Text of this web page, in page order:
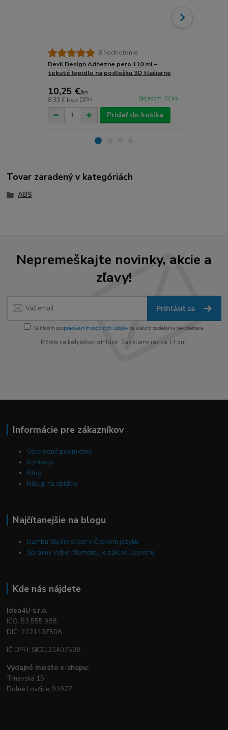
6 hodnotenie
Devil Design Adhézne pero 110 ml –
tekuté lepidlo na podložku 3D tlačiarne
10,25 €/ks
8,33 € bez DPH Skladom 32 ks
Pridať do košíka
Tovar zaradený v kategóriách
ABS
Nepremeškajte novinky, akcie a
zľavy!
Prihlásiť sa
Súhlasím sospracovaním osobných údajov za účelom zasielania newslettera.
Môžete sa kedykoľvek odhlásiť. Zasielame raz za 14 dní.
Informácie pre zákazníkov
Obchodné podmienky
Kontakty
Blog
Nákup na splátky
Najčítanejšie na blogu
Bambu Studio slicer v Českom jazyku
Správny výber filamentu je základ úspechu
Kde nás nájdete
Idea4U s.r.o.
IČO: 53 555 988
DIČ: 2121407508
IČ DPH: SK2121407508
Výdajné miesto e-shopu:
Trnavská 15
Dolné Lovčice, 91927